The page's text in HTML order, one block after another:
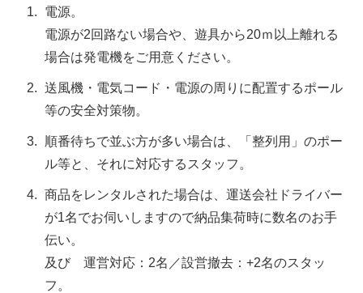
電源。
電源が2回路ない場合や、遊具から20ｍ以上離れる
場合は発電機をご用意ください。
送風機・電気コード・電源の周りに配置するポール
等の安全対策物。
順番待ちで並ぶ方が多い場合は、「整列用」のポー
ル等と、それに対応するスタッフ。
商品をレンタルされた場合は、運送会社ドライバー
が1名でお伺いしますので納品集荷時に数名のお手
伝い。
及び 運営対応：2名／設営撤去：+2名のスタッ
フ。